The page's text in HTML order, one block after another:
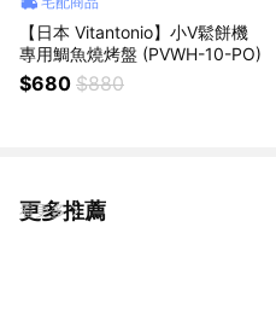
【日本 Vitantonio】小V鬆餅機
專用鯛魚燒烤盤 (PVWH-10-PO)
$680 $880
更多推薦
看更多